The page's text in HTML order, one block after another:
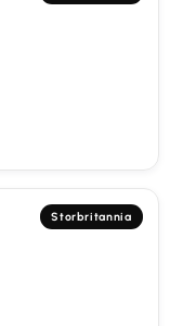
Storbritannia